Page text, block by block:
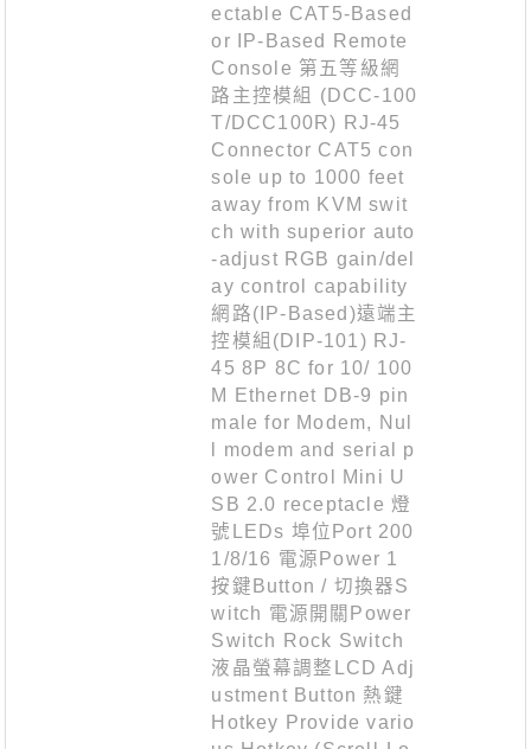
ectable CAT5-Based
or IP-Based Remote
Console 第五等級網
路主控模組 (DCC-100
T/DCC100R) RJ-45
Connector CAT5 con
sole up to 1000 feet
away from KVM swit
ch with superior auto
-adjust RGB gain/del
ay control capability
網路(IP-Based)遠端主
控模組(DIP-101) RJ-
45 8P 8C for 10/ 100
M Ethernet DB-9 pin
male for Modem, Nul
l modem and serial p
ower Control Mini U
SB 2.0 receptacle 燈
號LEDs 埠位Port 200
1/8/16 電源Power 1
按鍵Button / 切換器S
witch 電源開關Power
Switch Rock Switch
液晶螢幕調整LCD Adj
ustment Button 熱鍵
Hotkey Provide vario